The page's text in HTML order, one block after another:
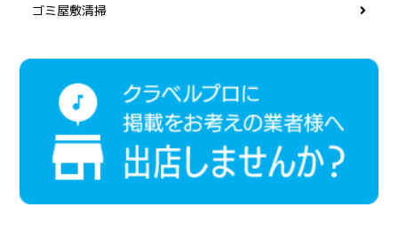
ゴミ屋敷清掃